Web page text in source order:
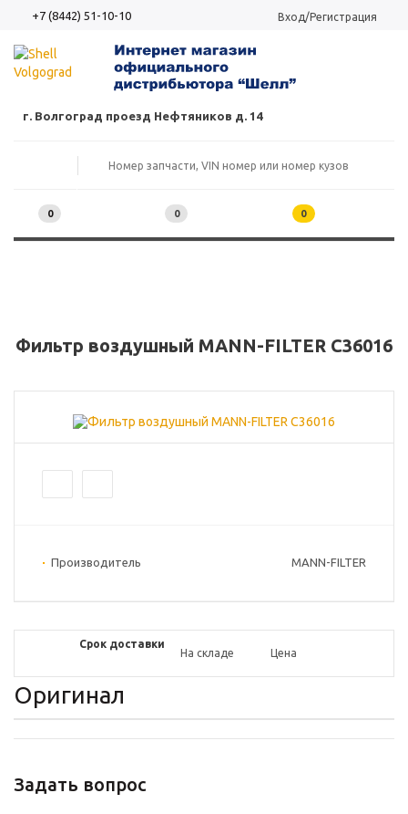
+7 (8442) 51-10-10 Вход/Регистрация
г. Волгоград проезд Нефтяников д. 14
0 0 0
Фильтр воздушный MANN-FILTER C36016
Производитель MANN-FILTER
Срок доставки
На складе Цена
Оригинал
Задать вопрос